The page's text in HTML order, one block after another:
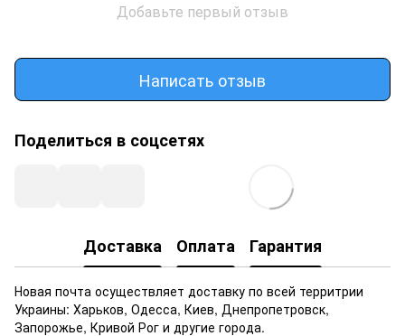
Добавьте первый отзыв
Написать отзыв
Поделиться в соцсетях
Доставка Оплата Гарантия
Новая почта осуществляет доставку по всей территрии
Украины: Харьков, Одесса, Киев, Днепропетровск,
Запорожье, Кривой Рог и другие города.